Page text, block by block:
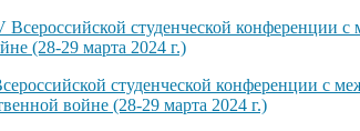
Всероссийской студенческой
(28-29 марта 2024 г.)
студенческой конференции с
войне (28-29 марта 2024 г.)